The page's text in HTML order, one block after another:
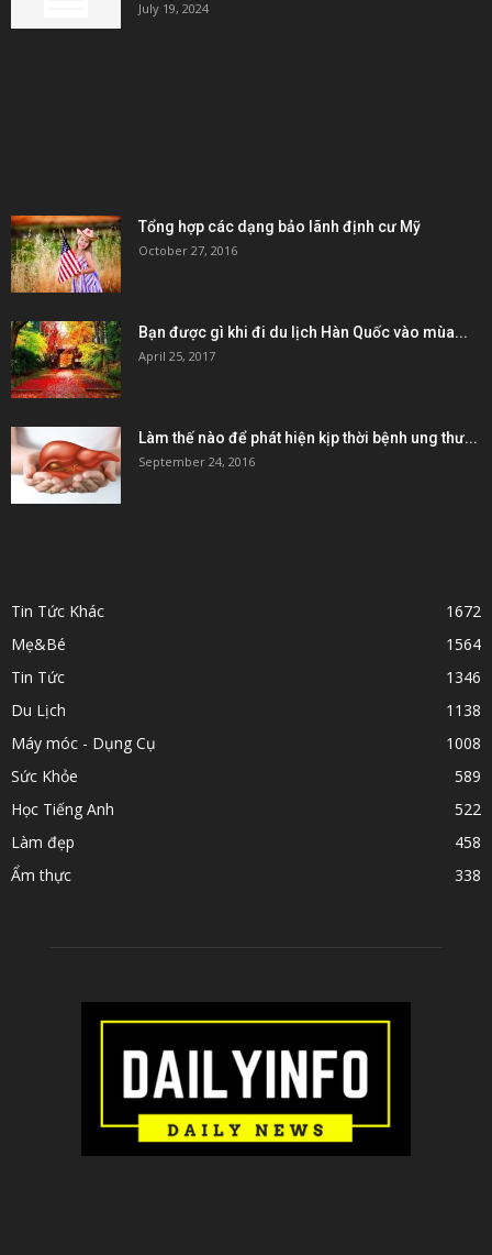
July 19, 2024
Tổng hợp các dạng bảo lãnh định cư Mỹ
October 27, 2016
Bạn được gì khi đi du lịch Hàn Quốc vào mùa...
April 25, 2017
Làm thế nào để phát hiện kịp thời bệnh ung thư...
September 24, 2016
Tin Tức Khác
1672
Mẹ&Bé
1564
Tin Tức
1346
Du Lịch
1138
Máy móc - Dụng Cụ
1008
Sức Khỏe
589
Học Tiếng Anh
522
Làm đẹp
458
Ẩm thực
338